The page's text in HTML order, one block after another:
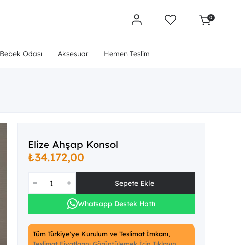
Odası Aksesuar Hemen Teslim
0
Elize Ahşap Konsol
₺34.172,00
Whatsapp Destek Hattı
Tüm Türkiye'ye Kurulum ve Teslimat İmkanı,